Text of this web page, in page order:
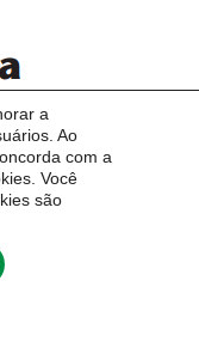
a
Ao
com a
Você
são